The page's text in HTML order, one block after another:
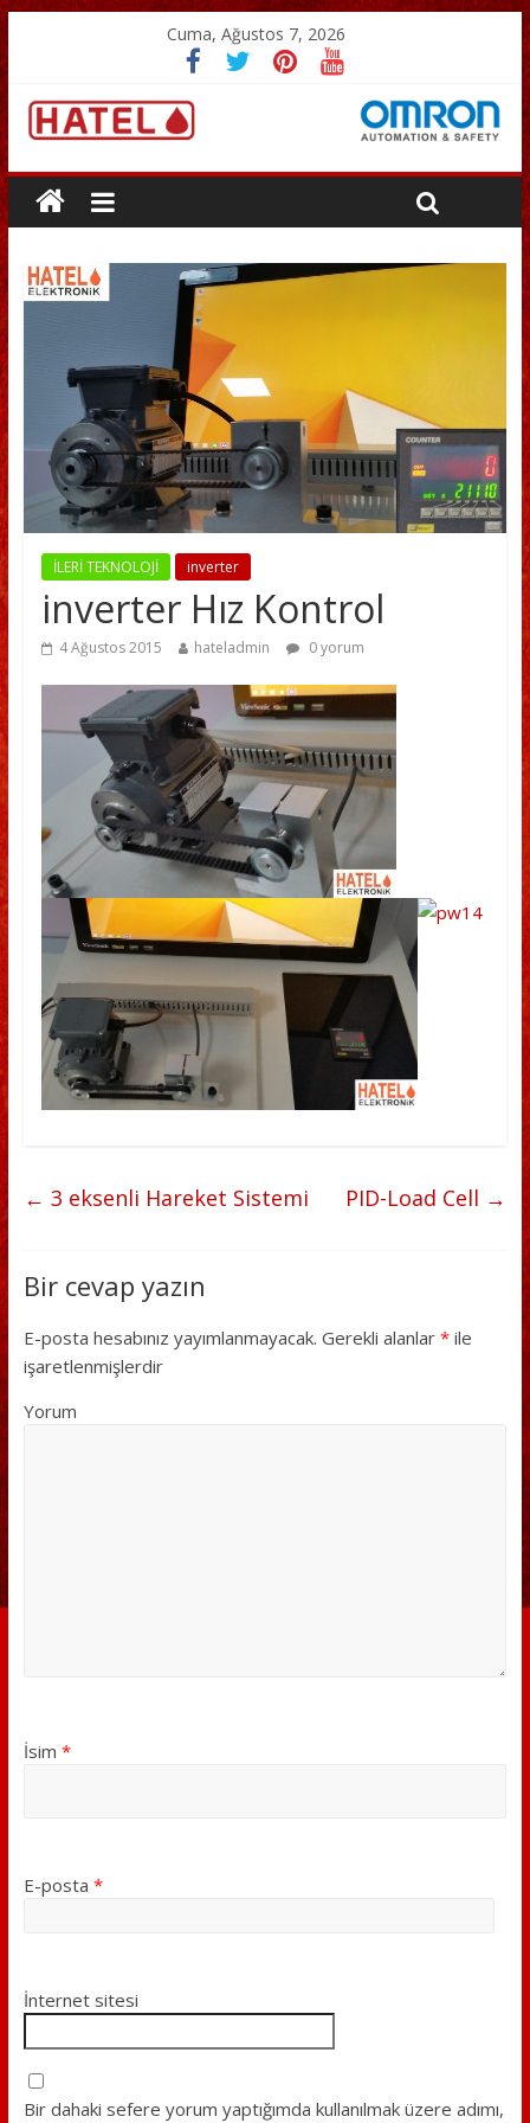
Cuma, Ağustos 7, 2026
İLERİ TEKNOLOJİ inverter
inverter Hız Kontrol
4 Ağustos 2015 hateladmin 0 yorum
← 3 eksenli Hareket Sistemi PID-Load Cell →
Bir cevap yazın
E-posta hesabınız yayımlanmayacak. Gerekli alanlar *ile
işaretlenmişlerdir
Yorum
İsim *
E-posta *
İnternet sitesi
Bir dahaki sefere yorum yaptığımda kullanılmak üzere adımı,